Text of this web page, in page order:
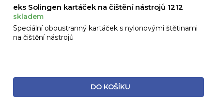
eks Solingen kartáček na čištění nástrojů 1212
skladem
DO KOŠÍKU
Speciální oboustranný kartáček s nylonovými štětinami
na čištění nástrojů